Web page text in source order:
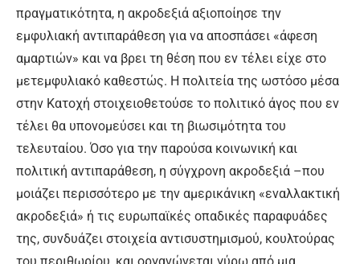
πραγματικότητα, η ακροδεξιά αξιοποίησε την
εμφυλιακή αντιπαράθεση για να αποσπάσει «άφεση
αμαρτιών» και να βρει τη θέση που εν τέλει είχε στο
μετεμφυλιακό καθεστώς. Η πολιτεία της ωστόσο μέσα
στην Κατοχή στοιχειοθετούσε το πολιτικό άγος που εν
τέλει θα υπονομεύσει και τη βιωσιμότητα του
τελευταίου. Όσο για την παρούσα κοινωνική και
πολιτική αντιπαράθεση, η σύγχρονη ακροδεξιά –που
μοιάζει περισσότερο με την αμερικάνικη «εναλλακτική
ακροδεξιά» ή τις ευρωπαϊκές οπαδικές παραφυάδες
της, συνδυάζει στοιχεία αντισυστημισμού, κουλτούρας